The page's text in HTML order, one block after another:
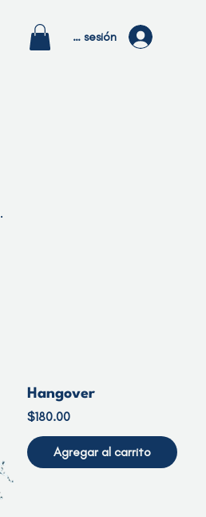
Iniciar sesión
.
Hangover
Precio
$180.00
Agregar al carrito